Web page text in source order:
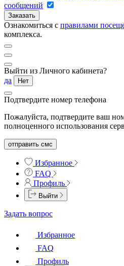
сообщений
Заказать
Ознакомиться с правилами
комплекса.
Выйти из Личного кабинета?
да
Нет
Подтвердите номер телефона
Пожалуйста, подтвердите ваш
полноценного использования
отправить смс
Избранное
FAQ
Профиль
Выйти
Задать вопрос
Избранное
FAQ
Профиль